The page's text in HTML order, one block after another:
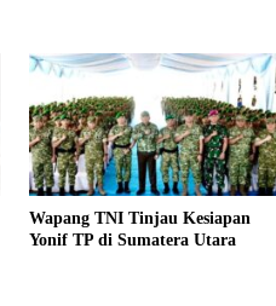
Wapang TNI Tinjau Kesiapan
Yonif TP di Sumatera Utara